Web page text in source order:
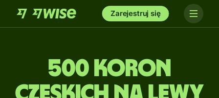
Zarejestruj się
500 Koron